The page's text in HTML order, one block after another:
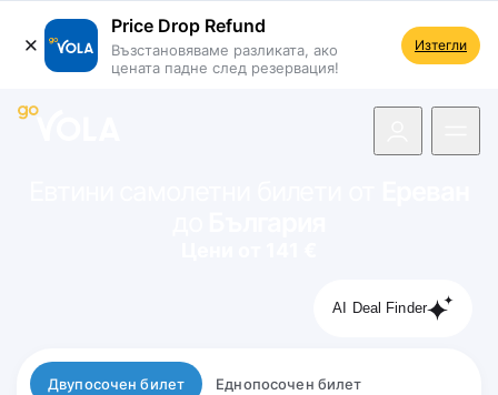
Price Drop Refund
Възстановяваме разликата, ако
цената падне след резервация!
Изтегли
AI Deal Finder
Тип полет
Двупосочен билет Еднопосочен билет